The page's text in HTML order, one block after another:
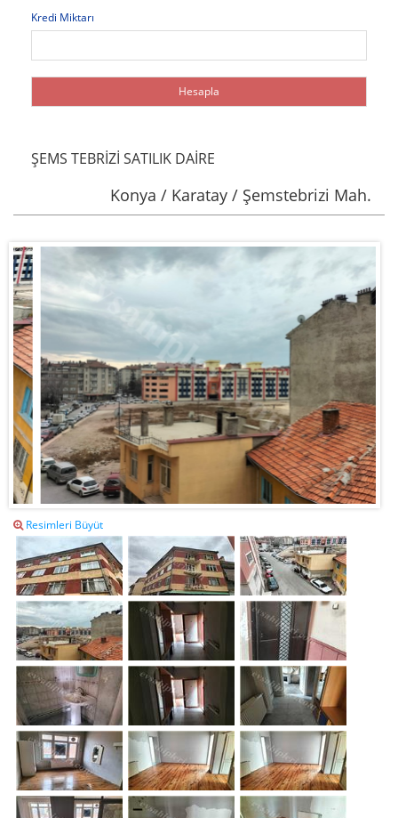
Kredi Miktarı
ŞEMS TEBRİZİ SATILIK DAİRE
Konya / Karatay / Şemstebrizi Mah.
Resimleri Büyüt